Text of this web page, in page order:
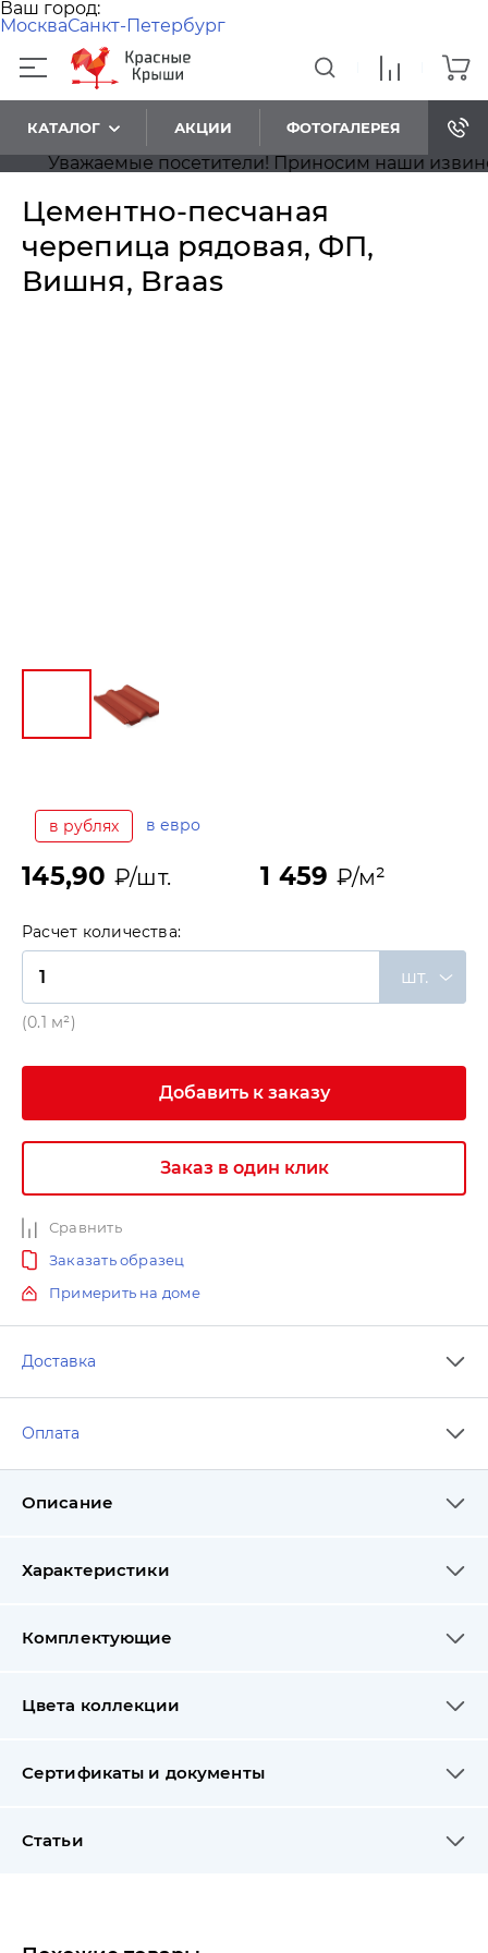
Ваш город:
МоскваСанкт-Петербург
КАТАЛОГ АКЦИИ ФОТОГАЛЕРЕЯ
Уважаемые посетители! Приносим наши
Цементно-песчаная
черепица рядовая, ФП,
Вишня, Braas
в рублях в евро
145,90 ₽/шт. 1 459 ₽/м²
Расчет количества:
шт.
(0.1 м²)
Добавить к заказу
Заказ в один клик
Сравнить
Заказать образец
Примерить на доме
Доставка
Оплата
Описание
Характеристики
Комплектующие
Цвета коллекции
Сертификаты и документы
Статьи